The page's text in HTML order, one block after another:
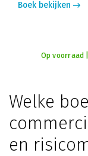
Boek bekijken
Op voorraad
Welke
en